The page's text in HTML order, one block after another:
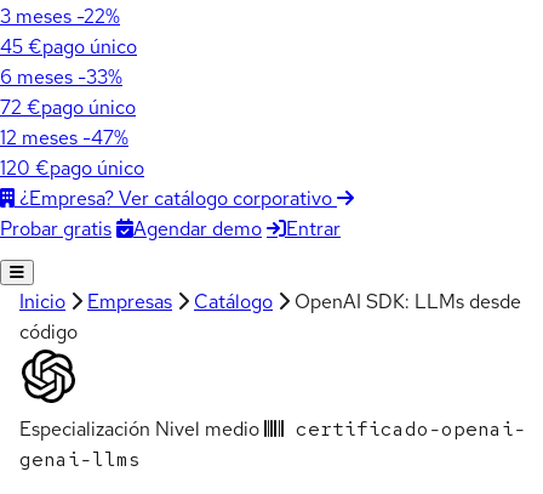
3 meses -22%
45 €pago único
6 meses -33%
72 €pago único
12 meses -47%
120 €pago único
¿Empresa? Ver catálogo corporativo
Probar gratis
Agendar demo Entrar
Inicio Empresas Catálogo
OpenAI SDK: LLMs desde
código
Especialización Nivel medio
certificado-openai-
genai-llms